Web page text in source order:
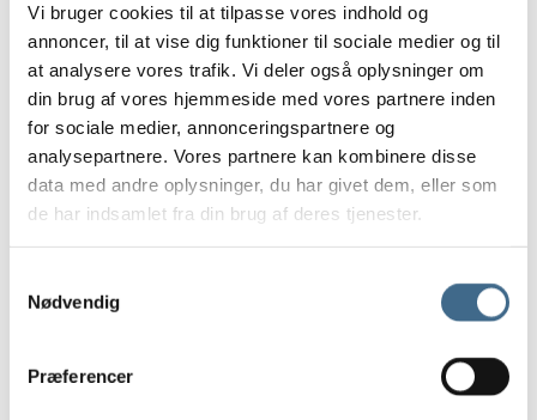
Vi bruger cookies til at tilpasse vores indhold og
annoncer, til at vise dig funktioner til sociale medier og til
at analysere vores trafik. Vi deler også oplysninger om
din brug af vores hjemmeside med vores partnere inden
for sociale medier, annonceringspartnere og
analysepartnere. Vores partnere kan kombinere disse
data med andre oplysninger, du har givet dem, eller som
de har indsamlet fra din brug af deres tjenester.
Nødvendig
Præferencer
Pudefyld
Sengetæpper
Tehætter
Tæpper og plaider
Viskestykker og grydelapper
Print og Rammer
Print